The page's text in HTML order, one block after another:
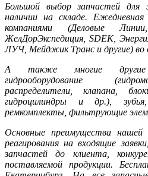
Большой выбор запчастей для
наличии на складе.
компаниями (Деловые
ЖелДорЭкспедиция, SDEK,
ЛУЧ, Мейджик Транс и другие) во
А также многие другие
гидрооборудование
распределители, клапана,
гидроцилиндры и др.),
ремкомплекты, фильтрующие
Основные преимущества
реагирования на входящие
запчастей до клиента,
поставляемой продукции.